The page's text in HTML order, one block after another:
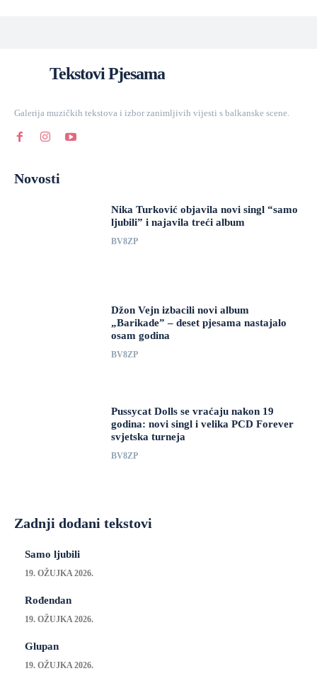
Tekstovi Pjesama
Galerija muzičkih tekstova i izbor zanimljivih vijesti s balkanske scene.
Novosti
Nika Turković objavila novi singl “samo
ljubili” i najavila treći album
BV8ZP
Džon Vejn izbacili novi album
„Barikade” – deset pjesama nastajalo
osam godina
BV8ZP
Pussycat Dolls se vraćaju nakon 19
godina: novi singl i velika PCD Forever
svjetska turneja
BV8ZP
Zadnji dodani tekstovi
Samo ljubili
19. OŽUJKA 2026.
Rođendan
19. OŽUJKA 2026.
Glupan
19. OŽUJKA 2026.